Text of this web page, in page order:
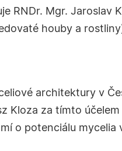
RNDr. Mgr. Jaroslav
houby a
architektury v
Kloza za tímto
o potenciálu mycelia